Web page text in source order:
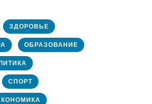
ЗДОРОВЬЕ
ОБРАЗОВАНИЕ
СПОРТ